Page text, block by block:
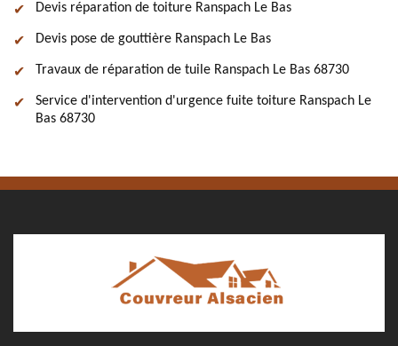
Devis réparation de toiture Ranspach Le Bas
Devis pose de gouttière Ranspach Le Bas
Travaux de réparation de tuile Ranspach Le Bas 68730
Service d'intervention d'urgence fuite toiture Ranspach Le
Bas 68730